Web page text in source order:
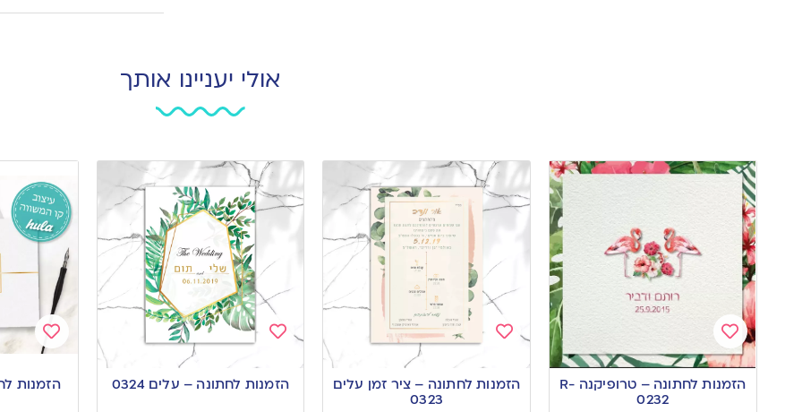
אולי יעניינו אותך
Add
to
הזמנות לחתונה – טרופיקנה R-
0232
to
הזמנות לחתונה – ציר זמן עלים
0323
to
הזמנות לחתונה – עלים 0324
Add
to
הזמנות